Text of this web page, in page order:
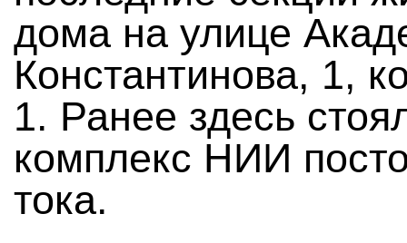
дома на улице
Константинова, 1,
1. Ранее здесь
комплекс НИИ
тока.